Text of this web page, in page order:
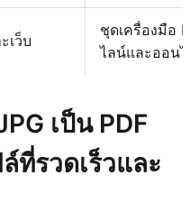
เว็บ
ชุดเครื่องมือ
ไลน์และออน
เป็น PDF
ที่รวดเร็วและ